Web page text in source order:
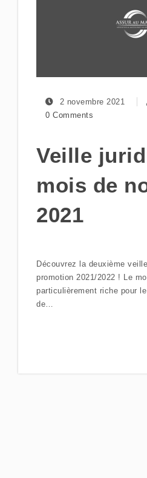
2 novembre 2021
0 Comments
Veille
mois de
2021
Découvrez la deuxième
promotion 2021/2022 ! Le
particulièrement riche pour
de…